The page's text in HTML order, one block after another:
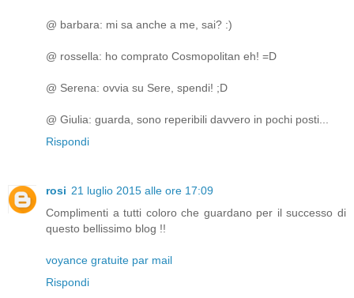
@ barbara: mi sa anche a me, sai? :)
@ rossella: ho comprato Cosmopolitan eh! =D
@ Serena: ovvia su Sere, spendi! ;D
@ Giulia: guarda, sono reperibili davvero in pochi posti...
Rispondi
rosi 21 luglio 2015 alle ore 17:09
Complimenti a tutti coloro che guardano per il successo di
questo bellissimo blog !!
voyance gratuite par mail
Rispondi